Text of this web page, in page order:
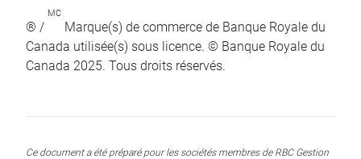
® /
MC
Marque(s) de commerce de Banque Royale du
Canada utilisée(s) sous licence. © Banque Royale du
Canada 2025. Tous droits réservés.
Ce document a été préparé pour les sociétés membres de RBC Gestion